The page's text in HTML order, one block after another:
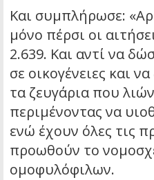
Και συμπλήρωσε:
μόνο πέρσι οι
2.639. Και αντί να
σε οικογένειες και
τα ζευγάρια που
περιμένοντας να
ενώ έχουν όλες τις
προωθούν το
ομοφυλόφιλων.